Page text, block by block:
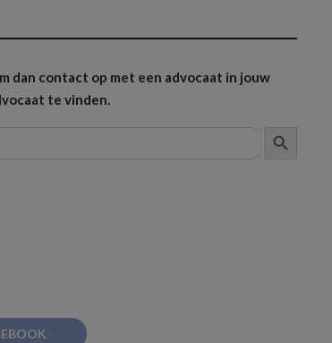
dan contact op met een advocaat in jouw
te vinden.
ZOEKKNOP